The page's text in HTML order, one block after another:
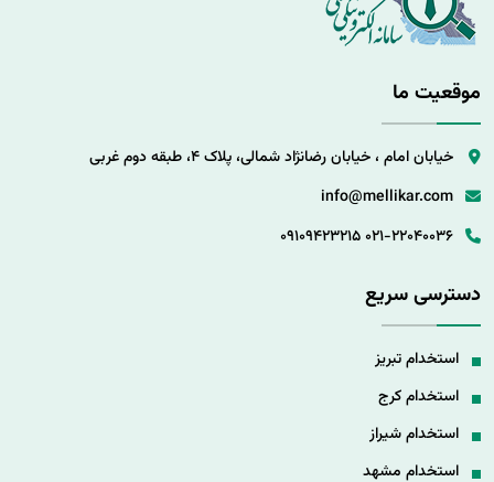
موقعیت ما
خیابان امام ، خیابان رضانژاد شمالی، پلاک 4، طبقه دوم غربی
info@mellikar.com
021-22040036
09109423215
دسترسی سریع
استخدام تبریز
استخدام کرج
استخدام شیراز
استخدام مشهد